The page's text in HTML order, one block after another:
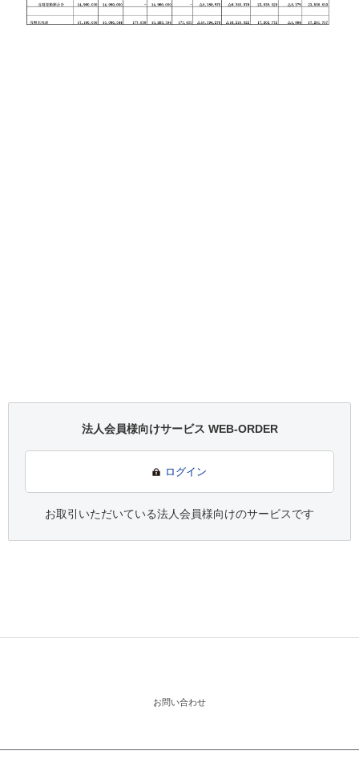
法人会員様向けサービス WEB-ORDER
ログイン
お取引いただいている法人会員様向けのサービスです
お問い合わせ